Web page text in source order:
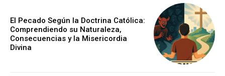
El Pecado Según la Doctrina Católica:
Comprendiendo su Naturaleza,
Consecuencias y la Misericordia
Divina